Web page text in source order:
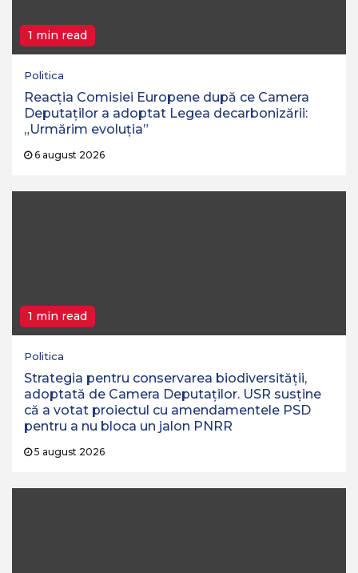
1 min read
Politica
Reacția Comisiei Europene după ce Camera
Deputaților a adoptat Legea decarbonizării:
„Urmărim evoluția”
6 august 2026
1 min read
Politica
Strategia pentru conservarea biodiversităţii,
adoptată de Camera Deputaţilor. USR susține
că a votat proiectul cu amendamentele PSD
pentru a nu bloca un jalon PNRR
5 august 2026